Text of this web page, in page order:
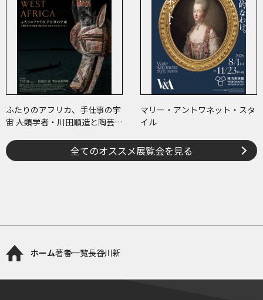
ふたりのアフリカ、手仕事の宇
宙 ――人類学者・川田順造と陶芸作
マリー・アントワネット・スタ
イル
全てのオススメ展覧会を見る
ホーム著者一覧長谷川新